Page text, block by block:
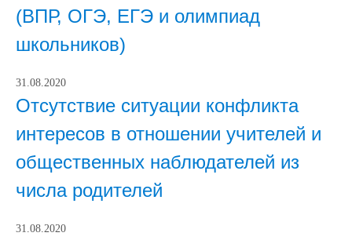
(ВПР, ОГЭ, ЕГЭ и олимпиад
школьников)
31.08.2020
Отсутствие ситуации конфликта
интересов в отношении учителей и
общественных наблюдателей из
числа родителей
31.08.2020